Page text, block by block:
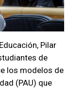
Pilar
de
los modelos de
(PAU) que